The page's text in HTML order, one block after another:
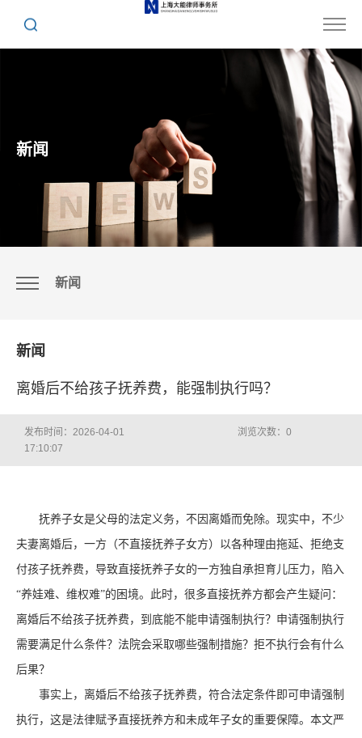
新闻
新闻
新闻
离婚后不给孩子抚养费，能强制执行吗？
发布时间：2026-04-01
17:10:07
浏览次数： 0
抚养子女是父母的法定义务，不因离婚而免除。现实中，不少
夫妻离婚后，一方（不直接抚养子女方）以各种理由拖延、拒绝支
付孩子抚养费，导致直接抚养子女的一方独自承担育儿压力，陷入
“养娃难、维权难”的困境。此时，很多直接抚养方都会产生疑问：
离婚后不给孩子抚养费，到底能不能申请强制执行？申请强制执行
需要满足什么条件？法院会采取哪些强制措施？拒不执行会有什么
后果？
事实上，离婚后不给孩子抚养费，符合法定条件即可申请强制
执行，这是法律赋予直接抚养方和未成年子女的重要保障。本文严